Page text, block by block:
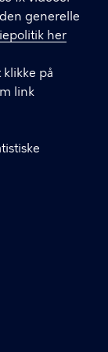
generelle
her
på
link
V